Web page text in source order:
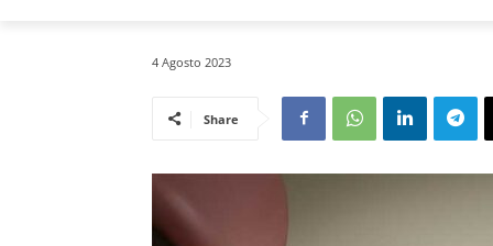
4 Agosto 2023
Share